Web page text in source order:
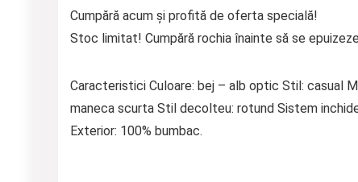
Cumpără acum și profită de oferta specială!
Stoc limitat! Cumpără rochia înainte să se
Caracteristici Culoare: bej – alb optic Stil: casual
maneca scurta Stil decolteu: rotund Sistem
Exterior: 100% bumbac.